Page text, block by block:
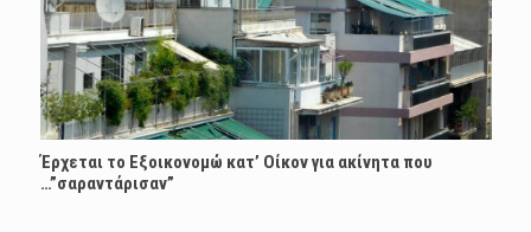
Έρχεται το Εξοικονομώ κατ’ Οίκον για ακίνητα που
…”σαραντάρισαν”